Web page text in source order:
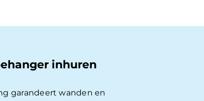
inhuren
garandeert wanden en